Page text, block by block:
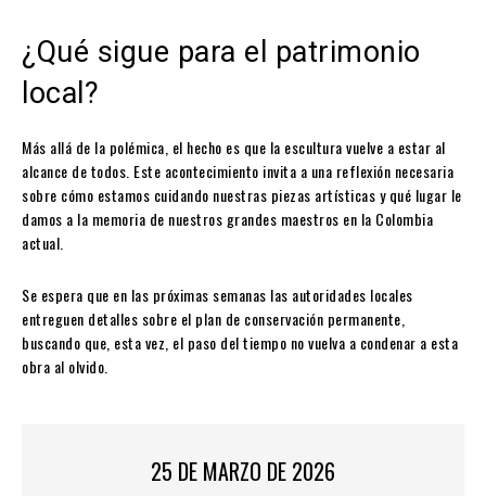
¿Qué sigue para el patrimonio
local?
Más allá de la polémica, el hecho es que la escultura vuelve a estar al
alcance de todos. Este acontecimiento invita a una reflexión necesaria
sobre cómo estamos cuidando nuestras piezas artísticas y qué lugar le
damos a la memoria de nuestros grandes maestros en la Colombia
actual.
Se espera que en las próximas semanas las autoridades locales
entreguen detalles sobre el plan de conservación permanente,
buscando que, esta vez, el paso del tiempo no vuelva a condenar a esta
obra al olvido.
25 DE MARZO DE 2026